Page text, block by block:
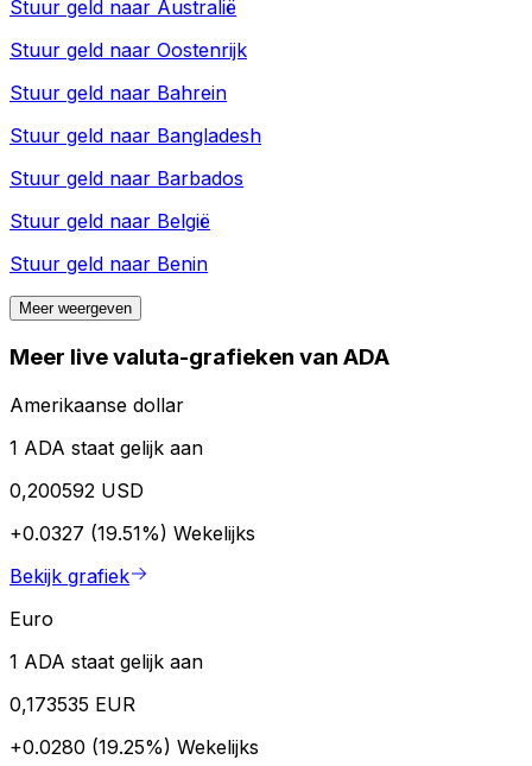
Stuur geld naar Australië
Stuur geld naar Oostenrijk
Stuur geld naar Bahrein
Stuur geld naar Bangladesh
Stuur geld naar Barbados
Stuur geld naar België
Stuur geld naar Benin
Meer weergeven
Meer live valuta-grafieken van ADA
Amerikaanse dollar
1 ADA staat gelijk aan
0,200592 USD
+0.0327 (19.51%) Wekelijks
Bekijk grafiek
Euro
1 ADA staat gelijk aan
0,173535 EUR
+0.0280 (19.25%) Wekelijks